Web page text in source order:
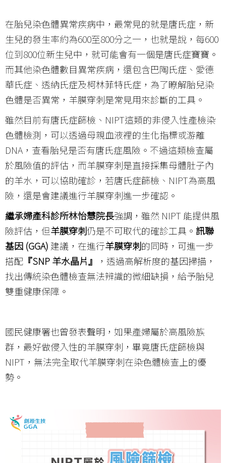
在胎兒染色體異常疾病中，最常見的就是唐氏症，新
生兒的發生率約為600至800分之一，也就是說，每600
位到800位新生兒中，就可能會有一個是唐氏症寶寶。
而其他染色體數目異常疾病，還包含巴陶氏症、愛德
華氏症、透納氏症及柯林菲特氏症，為了瞭解胎兒染
色體是否異常，羊膜穿刺是常見用來診斷的工具。
雖然目前有唐氏症篩檢、NIPT這類的非侵入性產檢染
色體檢測，可以透過母親血液裡的生化指標或游離
DNA，查看胎兒是否有唐氏症風險。不過這類檢查屬
於風險值的評估，而羊膜穿刺是直接採集母體肚子內
的羊水，可以協助確診，若唐氏症篩檢、NIPT為高風
險，還是會建議進行羊膜穿刺進一步確認。
繼承婦產科診所林怡慧院長強調，雖然 NIPT 能提供風
險評估，但羊膜穿刺仍是不可取代的確診工具。 訊聯
基因 (GGA) 建議，在進行羊膜穿刺的同時，可進一步
搭配 『SNP 羊水晶片』
，透過高解析度的基因掃描，
找出傳統染色體檢查無法辨識的微細缺損，給予胎兒
雙重健康保障。
國民健康署也曾發表聲明，如果產婦屬於高風險族
群，最好做侵入性的羊膜穿刺，畢竟唐氏症篩檢與
NIPT，無法完全取代羊膜穿刺在染色體檢查上的優
勢。